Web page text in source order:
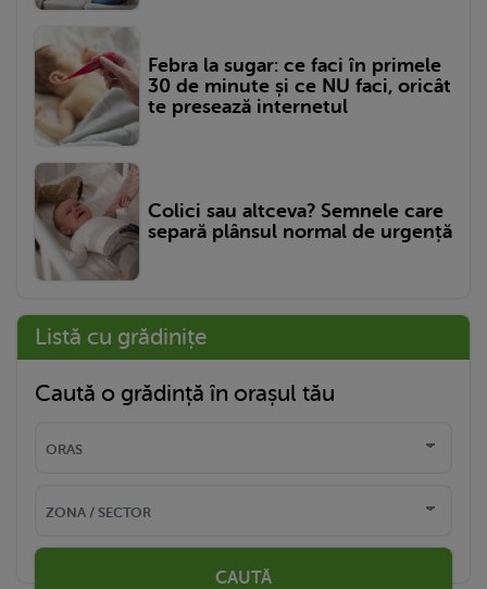
Febra la sugar: ce faci în primele
30 de minute și ce NU faci, oricât
te presează internetul
Colici sau altceva? Semnele care
separă plânsul normal de urgență
Listă cu grădinițe
Caută o grădință în orașul tău
CAUTĂ